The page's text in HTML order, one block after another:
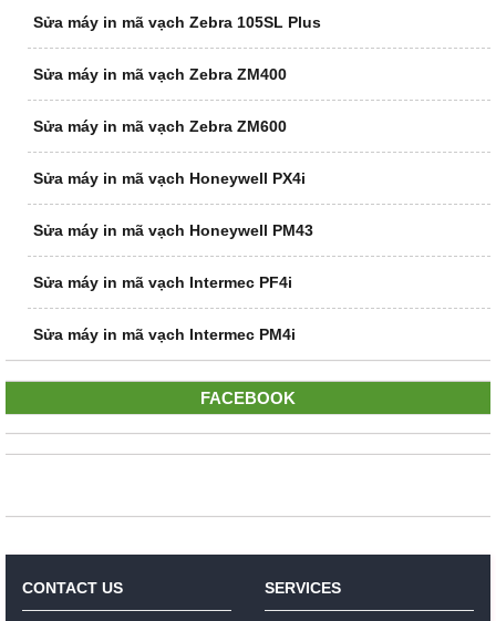
Sửa máy in mã vạch Zebra 105SL Plus
Sửa máy in mã vạch Zebra ZM400
Sửa máy in mã vạch Zebra ZM600
Sửa máy in mã vạch Honeywell PX4i
Sửa máy in mã vạch Honeywell PM43
Sửa máy in mã vạch Intermec PF4i
Sửa máy in mã vạch Intermec PM4i
FACEBOOK
CONTACT US SERVICES